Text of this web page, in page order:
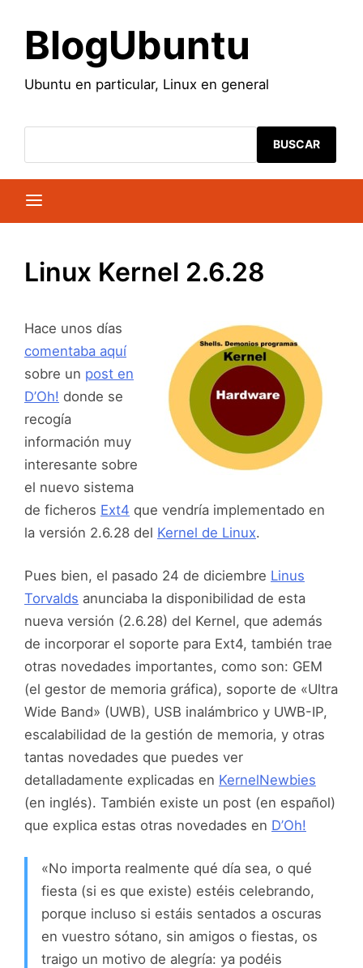
contenido
BlogUbuntu
Ubuntu en particular, Linux en general
BUSCAR
Linux Kernel 2.6.28
Hace unos días
comentaba aquí
sobre un post en
D’Oh! donde se
recogía
información muy
interesante sobre
el nuevo sistema
de ficheros Ext4 que vendría implementado en
la versión 2.6.28 del Kernel de Linux.
Pues bien, el pasado 24 de diciembre Linus
Torvalds anunciaba la disponibilidad de esta
nueva versión (2.6.28) del Kernel, que además
de incorporar el soporte para Ext4, también trae
otras novedades importantes, como son: GEM
(el gestor de memoria gráfica), soporte de «Ultra
Wide Band» (UWB), USB inalámbrico y UWB-IP,
escalabilidad de la gestión de memoria, y otras
tantas novedades que puedes ver
detalladamente explicadas en KernelNewbies
(en inglés). También existe un post (en español)
que explica estas otras novedades en D’Oh!
«No importa realmente qué día sea, o qué
fiesta (si es que existe) estéis celebrando,
porque incluso si estáis sentados a oscuras
en vuestro sótano, sin amigos o fiestas, os
traigo un motivo de alegría: ya podéis